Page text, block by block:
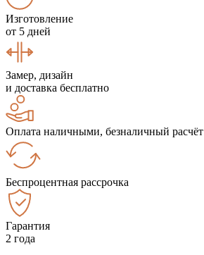
Изготовление
от 5 дней
Замер, дизайн
и доставка бесплатно
Оплата наличными, безналичный расчёт
Беспроцентная рассрочка
Гарантия
2 года